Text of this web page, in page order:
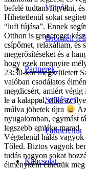
Videók
Örömteli
Partnerek
Szülészet
Partnereink
Kapcsolat
befelé tudtam figyelni,
Hihetetlenül sokat
“lufi fújása”. Ennek
Otthon is rengeteget
csípőmet, relaxáltam, és
megerősítéseket és a
hogy ezek mennyire
23:30-kor megszületett
valóban csodálatos
megdicsért, amiért
le a kalappal, ritka az
múlva jöhetek újra
nyugalomban, egymást
legszebb emléke marad.
Végtelenül hálás
Tőled. Biztos vagyok
tudás nagyon sokat
élményként élhettük